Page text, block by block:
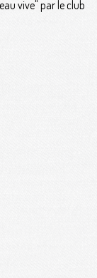
vive" par le club